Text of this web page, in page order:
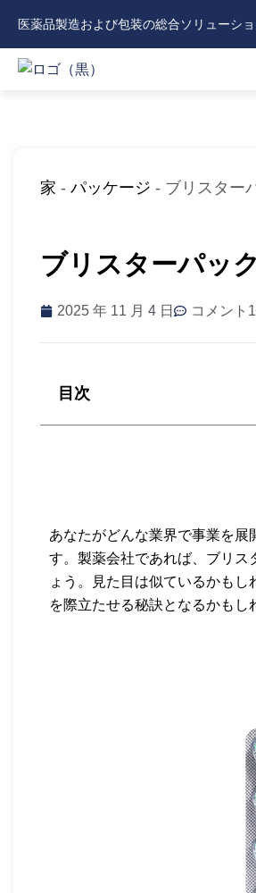
医薬品製造および包装の総合ソリューシ
家 - パッケージ - ブリスター
ブリスターパッ
2025 年 11 月 4 日 コメント
目次
あなたがどんな業界で事業を
す。製薬会社であれば、ブリス
ょう。見た目は似ているかも
を際立たせる秘訣となるかもし